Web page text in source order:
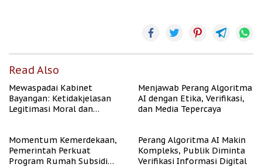
Read Also
Mewaspadai Kabinet
Bayangan: Ketidakjelasan
Legitimasi Moral dan
Menjawab Perang Algoritma
AI dengan Etika, Verifikasi,
dan Media Tepercaya
Momentum Kemerdekaan,
Pemerintah Perkuat
Program Rumah Subsidi
Perang Algoritma AI Makin
Kompleks, Publik Diminta
Verifikasi Informasi Digital